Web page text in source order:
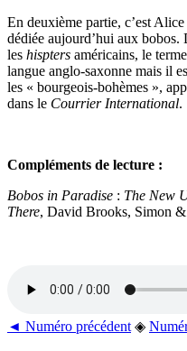
En deuxième partie, c’est
dédiée aujourd’hui aux bobos.
les hispters américains, le
langue anglo-saxonne mais il
les « bourgeois-bohèmes »,
dans le Courrier International.
Compléments de lecture :
Bobos in Paradise : The New
There, David Brooks, Simon &
◄ Numéro précédent ◈